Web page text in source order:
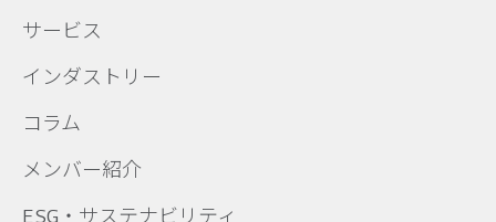
サービス
インダストリー
コラム
メンバー紹介
ESG・サステナビリティ